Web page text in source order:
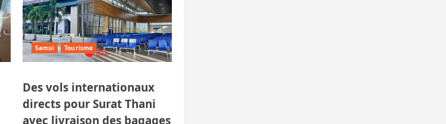
Samui Tourisme
Des vols internationaux
directs pour Surat Thani
avec livraison des bagages